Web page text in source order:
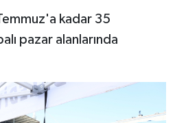
kadar 35
pazar alanlarında